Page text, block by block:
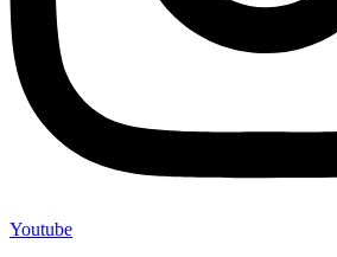
Youtube